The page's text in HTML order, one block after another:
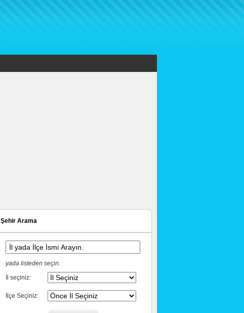
Şehir Arama
yada listeden seçin.
İl seçiniz:
İlçe Seçiniz: